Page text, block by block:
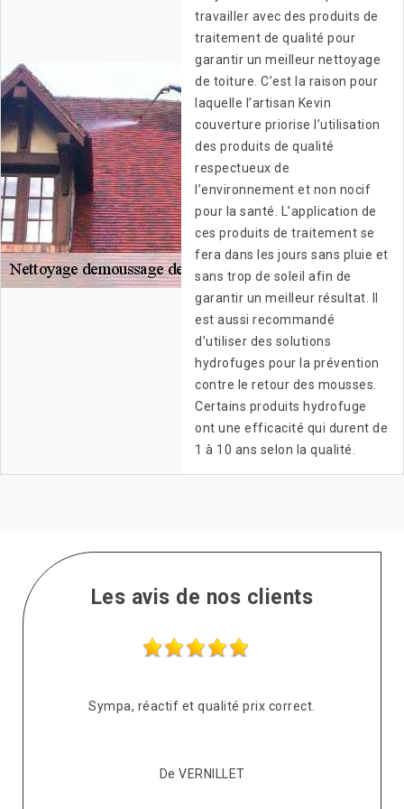
travailler avec des produits de
traitement de qualité pour
garantir un meilleur nettoyage
de toiture. C’est la raison pour
laquelle l’artisan Kevin
couverture priorise l’utilisation
des produits de qualité
respectueux de
l’environnement et non nocif
pour la santé. L’application de
ces produits de traitement se
fera dans les jours sans pluie et
sans trop de soleil afin de
garantir un meilleur résultat. Il
est aussi recommandé
d’utiliser des solutions
hydrofuges pour la prévention
contre le retour des mousses.
Certains produits hydrofuge
ont une efficacité qui durent de
1 à 10 ans selon la qualité.
Les avis de nos clients
Sympa, réactif et qualité prix correct.
De VERNILLET